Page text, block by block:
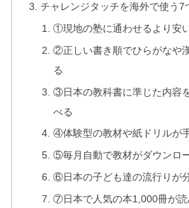
チャレンジタッチを海外で使う7
①現地の塾に通わせるより安
②正しい書き順でひらがなや
る
③日本の教科書に準じた内容
べる
④体験型の教材や紙ドリルが
⑤毎月自動で教材がダウンロ
⑥日本の子ども達の流行りが
⑦日本で人気の本1,000冊が読